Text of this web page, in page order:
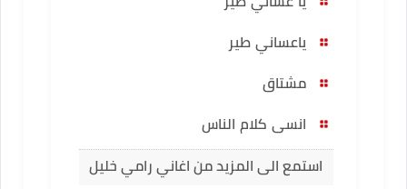
ياعساني طير
مشتاق
انسى كلام الناس
استمع الى المزيد من اغاني رامي خليل